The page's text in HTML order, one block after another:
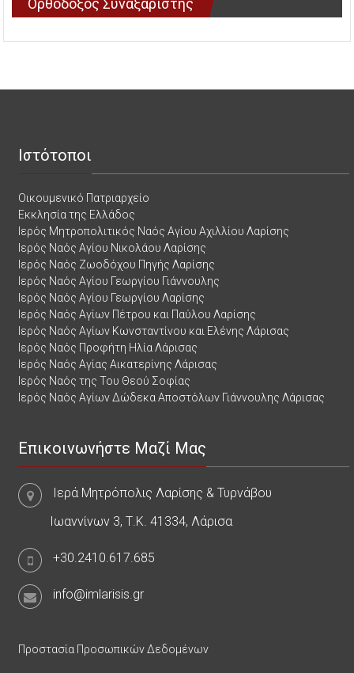
Ορθόδοξος Συναξαριστής
Ιστότοποι
Οικουμενικό Πατριαρχείο
Εκκλησία της Ελλάδος
Ιερός Μητροπολιτικός Ναός Αγίου Αχιλλίου Λαρίσης
Ιερός Ναός Αγίου Νικολάου Λαρίσης
Ιερός Ναός Ζωοδόχου Πηγής Λαρίσης
Ιερός Ναός Αγίου Γεωργίου Γιάννουλης
Ιερός Ναός Αγίου Γεωργίου Λαρίσης
Ιερός Ναός Αγίων Πέτρου και Παύλου Λαρίσης
Ιερός Ναός Αγίων Κωνσταντίνου και Ελένης Λάρισας
Ιερός Ναός Προφήτη Ηλία Λάρισας
Ιερός Ναός Αγίας Αικατερίνης Λάρισας
Ιερός Ναός της Του Θεού Σοφίας
Ιερός Ναός Αγίων Δώδεκα Αποστόλων Γιάννουλης Λάρισας
Επικοινωνήστε Μαζί Μας
Ιερά Μητρόπολις Λαρίσης & Τυρνάβου
Ιωαννίνων 3, Τ.Κ. 41334, Λάρισα
+30.2410.617.685
info@imlarisis.gr
Προστασία Προσωπικών Δεδομένων